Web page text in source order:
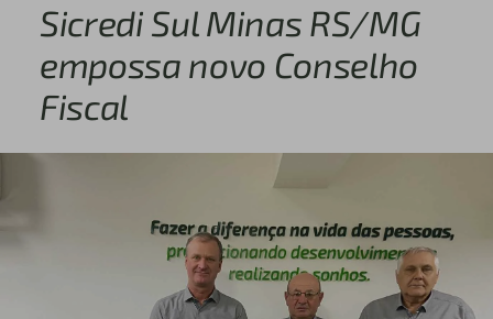
Sicredi Sul Minas RS/MG
empossa novo Conselho
Fiscal